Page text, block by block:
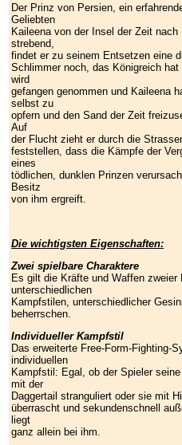
Der Prinz von Persien, ein
Geliebten
Kaileena von der Insel der Zeit
strebend,
findet er zu seinem Entsetzen eine
Schlimmer noch, das Königreich
wird
gefangen genommen und Kaileena
selbst zu
opfern und den Sand der Zeit
Auf
der Flucht zieht er durch die
feststellen, dass die Kämpfe der
eines
tödlichen, dunklen Prinzen
Besitz
von ihm ergreift.
Die wichtigsten Eigenschaften:
Zwei spielbare Charaktere
Es gilt die Kräfte und Waffen zweier
unterschiedlichen
Kampfstilen, unterschiedlicher
beherrschen.
Individueller Kampfstil
Das erweiterte Free-Form-Fighting-
individuellen
Kampfstil: Egal, ob der Spieler
mit der
Daggertail stranguliert oder sie mit
überrascht und sekundenschnell
liegt
ganz allein bei ihm.